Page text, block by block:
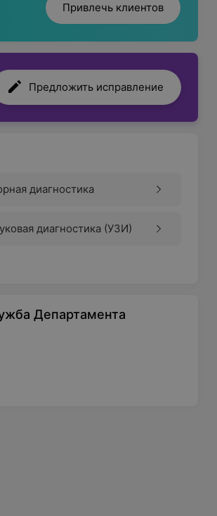
Привлечь клиентов
Предложить исправление
диагностика
диагностика (УЗИ)
Департамента